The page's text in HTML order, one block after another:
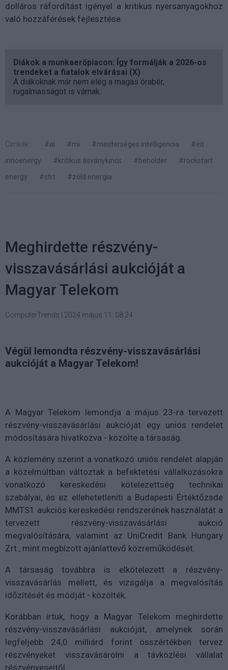
dolláros ráfordítást igényel a kritikus nyersanyagokhoz
való hozzáférések fejlesztése.
Diákok a munkaerőpiacon: Így formálják a 2026-os
trendeket a fiatalok elvárásai (X)
A diákoknak már nem elég a magas órabér,
rugalmasságot is várnak.
Címkék: #ai #mi #mesterséges intelligencia
#eit
innoenergy
#kritikus ásványkincs #beholder
#rockstart
energy
#strt #zöld energia
Meghirdette részvény-
visszavásárlási aukcióját a
Magyar Telekom
ComputerTrends 2024 május 11. 08:24
Végül lemondta részvény-visszavásárlási
aukcióját a Magyar Telekom!
A Magyar Telekom lemondja a május 23-ra tervezett
részvény-visszavásárlási aukcióját egy uniós rendelet
módosítására hivatkozva - közölte a társaság.
A közlemény szerint a vonatkozó uniós rendelet alapján
a közelmúltban változtak a befektetési vállalkozásokra
vonatkozó kereskedési kötelezettség technikai
szabályai, és ez ellehetetleníti a Budapesti Értéktőzsde
MMTS1 aukciós kereskedési rendszerének használatát a
tervezett részvény-visszavásárlási aukció
megvalósítására, valamint az UniCredit Bank Hungary
Zrt., mint megbízott ajánlattevő közreműködését.
A társaság továbbra is elkötelezett a részvény-
visszavásárlás mellett, és vizsgálja a megvalósítás
időzítését és módját - közölték.
Korábban írtuk, hogy a Magyar Telekom meghirdette
részvény-visszavásárlási aukcióját, amelynek során
legfeljebb 24,0 milliárd forint összértékben tervez
részvényeket visszavásárolni a távközlési vállalat
részvényeseitől.